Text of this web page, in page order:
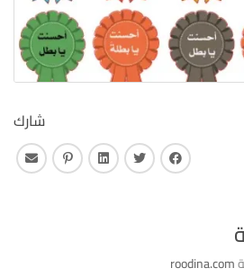
شارك
فايس بوك
تويتر لينكـد انبنترست
roodina.com